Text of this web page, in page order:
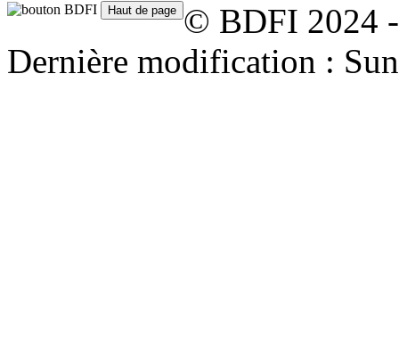
© BDFI 2024
Dernière modification :